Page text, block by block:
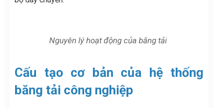
Nguyên lý hoạt động của băng tải
Cấu tạo cơ bản của hệ thống
băng tải công nghiệp